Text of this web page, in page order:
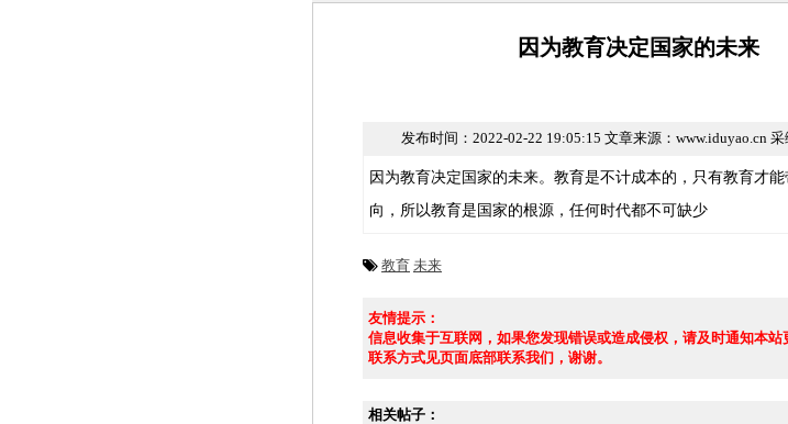
因为教育决定国家的未来
发布时间： 2022-02-22 19:05:15 文章来源：www.iduyao.cn 采
因为教育决定国家的未来。教育是不计成本的，只有教育才
向，所以教育是国家的根源，任何时代都不可缺少
教育 未来
友情提示：
信息收集于互联网，如果您发现错误或造成侵权，请及时通知本站
联系方式见页面底部联系我们，谢谢。
相关帖子：